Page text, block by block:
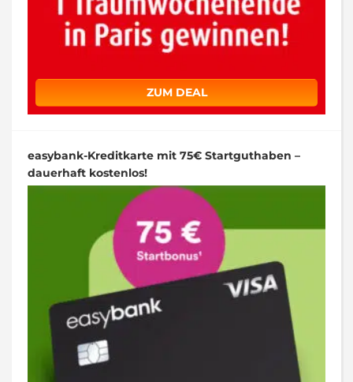
ZUM DEAL
easybank-Kreditkarte mit 75€ Startguthaben –
dauerhaft kostenlos!